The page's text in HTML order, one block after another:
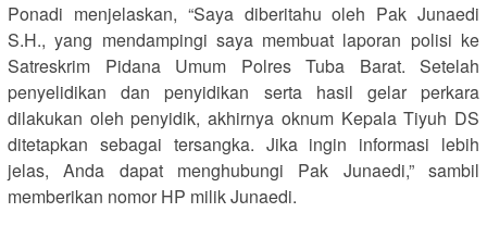
Ponadi menjelaskan, “Saya diberitahu oleh Pak Junaedi
S.H., yang mendampingi saya membuat laporan polisi ke
Satreskrim Pidana Umum Polres Tuba Barat. Setelah
penyelidikan dan penyidikan serta hasil gelar perkara
dilakukan oleh penyidik, akhirnya oknum Kepala Tiyuh DS
ditetapkan sebagai tersangka. Jika ingin informasi lebih
jelas, Anda dapat menghubungi Pak Junaedi,” sambil
memberikan nomor HP milik Junaedi.